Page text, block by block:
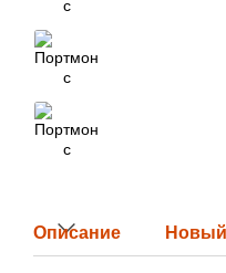
Описание